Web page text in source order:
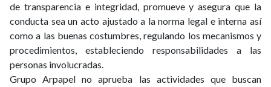
de transparencia e integridad, promueve y asegura que la
conducta sea un acto ajustado a la norma legal e interna así
como a las buenas costumbres, regulando los mecanismos y
procedimientos, estableciendo responsabilidades a las
personas involucradas.
Grupo Arpapel no aprueba las actividades que buscan